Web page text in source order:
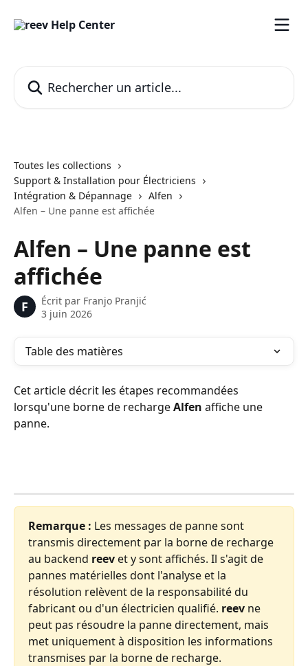
Toutes les collections
Support & Installation pour Électriciens
Intégration & Dépannage
Alfen
Alfen – Une panne est affichée
Alfen – Une panne est
affichée
F Écrit par Franjo Pranjić
3 juin 2026
Table des matières
Cet article décrit les étapes recommandées
lorsqu'une borne de recharge Alfen affiche une
panne.
Remarque : Les messages de panne sont
transmis directement par la borne de recharge
au backend reev et y sont affichés. Il s'agit de
pannes matérielles dont l'analyse et la
résolution relèvent de la responsabilité du
fabricant ou d'un électricien qualifié. reev ne
peut pas résoudre la panne directement, mais
met uniquement à disposition les informations
transmises par la borne de recharge.